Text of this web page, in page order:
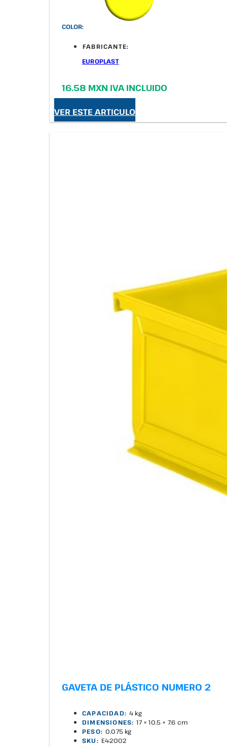
COLOR:
FABRICANTE:
EUROPLAST
16.58 MXN IVA INCLUIDO
VER ESTE ARTICULO
GAVETA DE PLÁSTICO NUMERO 2
CAPACIDAD: 4 kg
DIMENSIONES: 17 × 10.5 × 7.6 cm
PESO: 0.075 kg
SKU: E4-2002